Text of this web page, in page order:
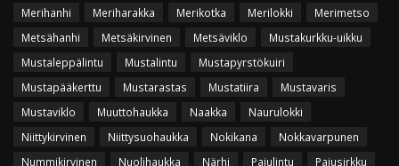
Merihanhi
Meriharakka Merikotka Merilokki
Merimetso
Metsähanhi
Metsäkirvinen Metsäviklo
Mustakurkku-uikku
Mustaleppälintu
Mustalintu
Mustapyrstökuiri
Mustapääkerttu
Mustarastas Mustatiira
Mustavaris
Mustaviklo
Muuttohaukka Naakka
Naurulokki
Niittykirvinen
Niittysuohaukka Nokikana
Nokkavarpunen
Nummikirvinen
Nuolihaukka Närhi Pajulintu
Pajusirkku